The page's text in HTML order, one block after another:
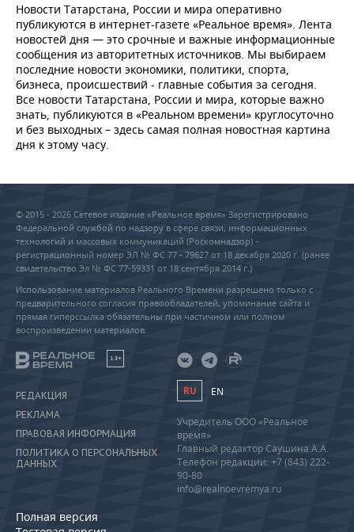
Новости Татарстана, России и мира оперативно
публикуются в интернет-газете «Реальное время». Лента
новостей дня — это срочные и важные информационные
сообщения из авторитетных источников. Мы выбираем
последние новости экономики, политики, спорта,
бизнеса, происшествий - главные события за сегодня.
Все новости Татарстана, России и мира, которые важно
знать, публикуются в «Реальном времени» круглосуточно
и без выходных – здесь самая полная новостная картина
дня к этому часу.
© 2015 - 2026 Сетевое издание «Реальное время» Зарегистрировано
Федеральной службой по надзору в сфере связи, информационных
технологий и массовых коммуникаций (Роскомнадзор) –
регистрационный номер ЭЛ № ФС 77 - 79627 от 18 декабря 2020 г. (ранее
свидетельство Эл № ФС 77-59331 от 18 сентября 2014 г.)
Использование материалов Реального Времени разрешено только с
предварительного согласия правообладателей, упоминание сайта и
прямая гиперссылка обязательны при частичном или полном
воспроизведении материалов.
18+
РЕДАКЦИЯ
РЕКЛАМА
ПРАВОВАЯ ИНФОРМАЦИЯ
ПОЛИТИКА О ПЕРСОНАЛЬНЫХ
ДАННЫХ
Полная версия
RU EN
Учредитель ООО «Реальное
время»
Главный редактор Саушина А.А.
Телефон редакции: +7 (843) 222-
90-80
info@realnoevremya.ru